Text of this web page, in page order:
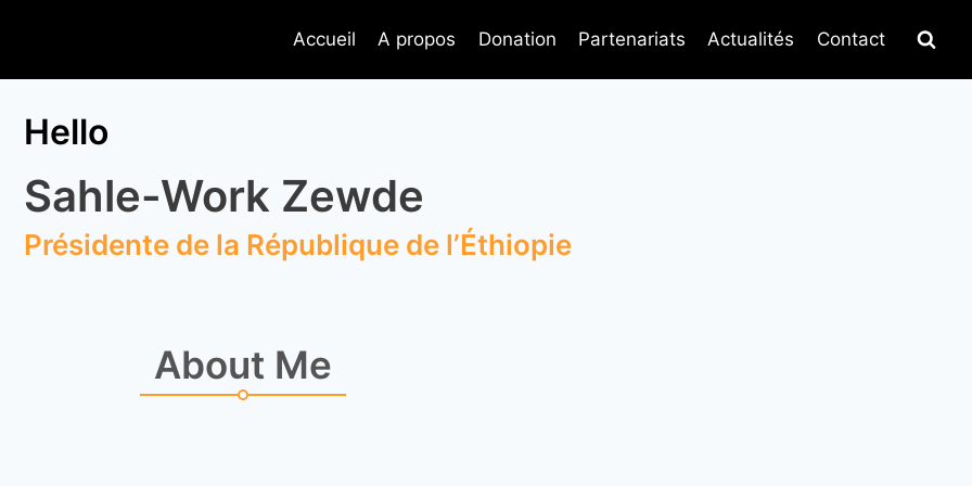
Accueil A propos Donation Partenariats Actualités Contact
Hello
Sahle-Work Zewde
Présidente de la République de l’Éthiopie
About Me